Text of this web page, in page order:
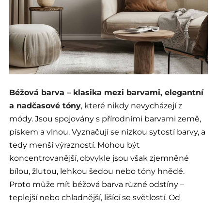
Béžová barva – klasika mezi barvami, elegantní
a nadčasové tóny, které nikdy nevycházejí z
módy. Jsou spojovány s přírodními barvami země,
pískem a vlnou. Vyznačují se nízkou sytostí barvy, a
tedy menší výrazností. Mohou být
koncentrovanější, obvykle jsou však zjemněné
bílou, žlutou, lehkou šedou nebo tóny hnědé.
Proto může mít béžová barva různé odstíny –
teplejší nebo chladnější, lišící se světlostí. Od